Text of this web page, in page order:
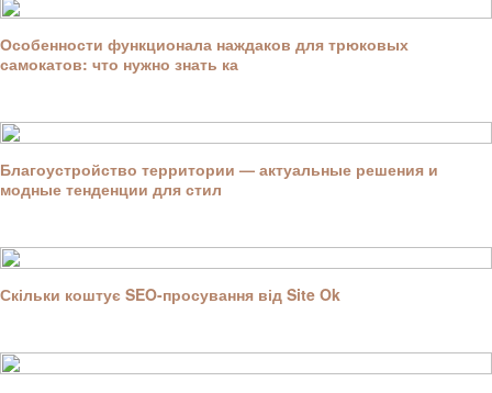
Особенности функционала наждаков для трюковых
самокатов: что нужно знать ка
Благоустройство территории — актуальные решения и
модные тенденции для стил
Скільки коштує SEO-просування від Site Ok